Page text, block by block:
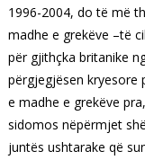
1996-2004, do të më
madhe e grekëve –të
për gjithçka britanike
përgjegjësen kryesore
e madhe e grekëve
sidomos nëpërmjet
juntës ushtarake që